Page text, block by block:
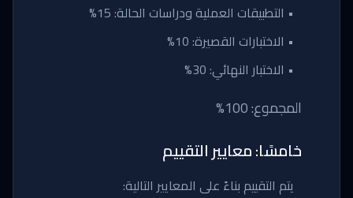
• التطبيقات العملية ودراسات الحالة: 15%
• الاختبارات القصيرة: 10%
• الاختبار النهائي: 30%
المجموع: 100%
خامسًا: معايير التقييم
يتم التقييم بناءً على المعايير التالية: